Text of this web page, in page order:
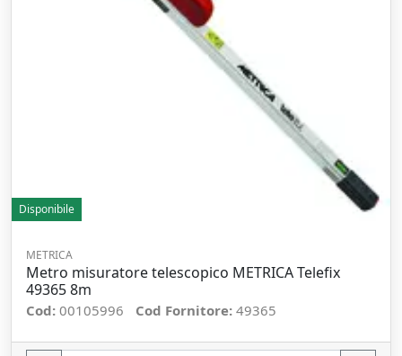
Disponibile
METRICA
Metro misuratore telescopico METRICA Telefix
49365 8m
Cod: 00105996 Cod Fornitore: 49365